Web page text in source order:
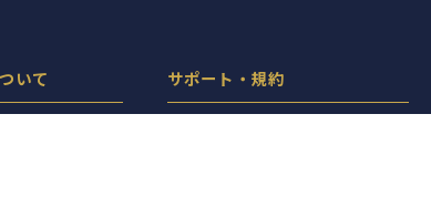
いて サポート・規約